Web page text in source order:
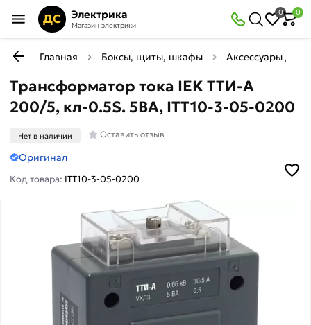
ДС Электрика
Магазин электрики
0 0
Главная Боксы, щиты, шкафы Аксессуары для
Трансформатор тока IEK ТТИ-А
200/5, кл-0.5S. 5ВА, ITT10-3-05-0200
Нет в наличии Оставить отзыв
Оригинал
Код товара: ITT10-3-05-0200